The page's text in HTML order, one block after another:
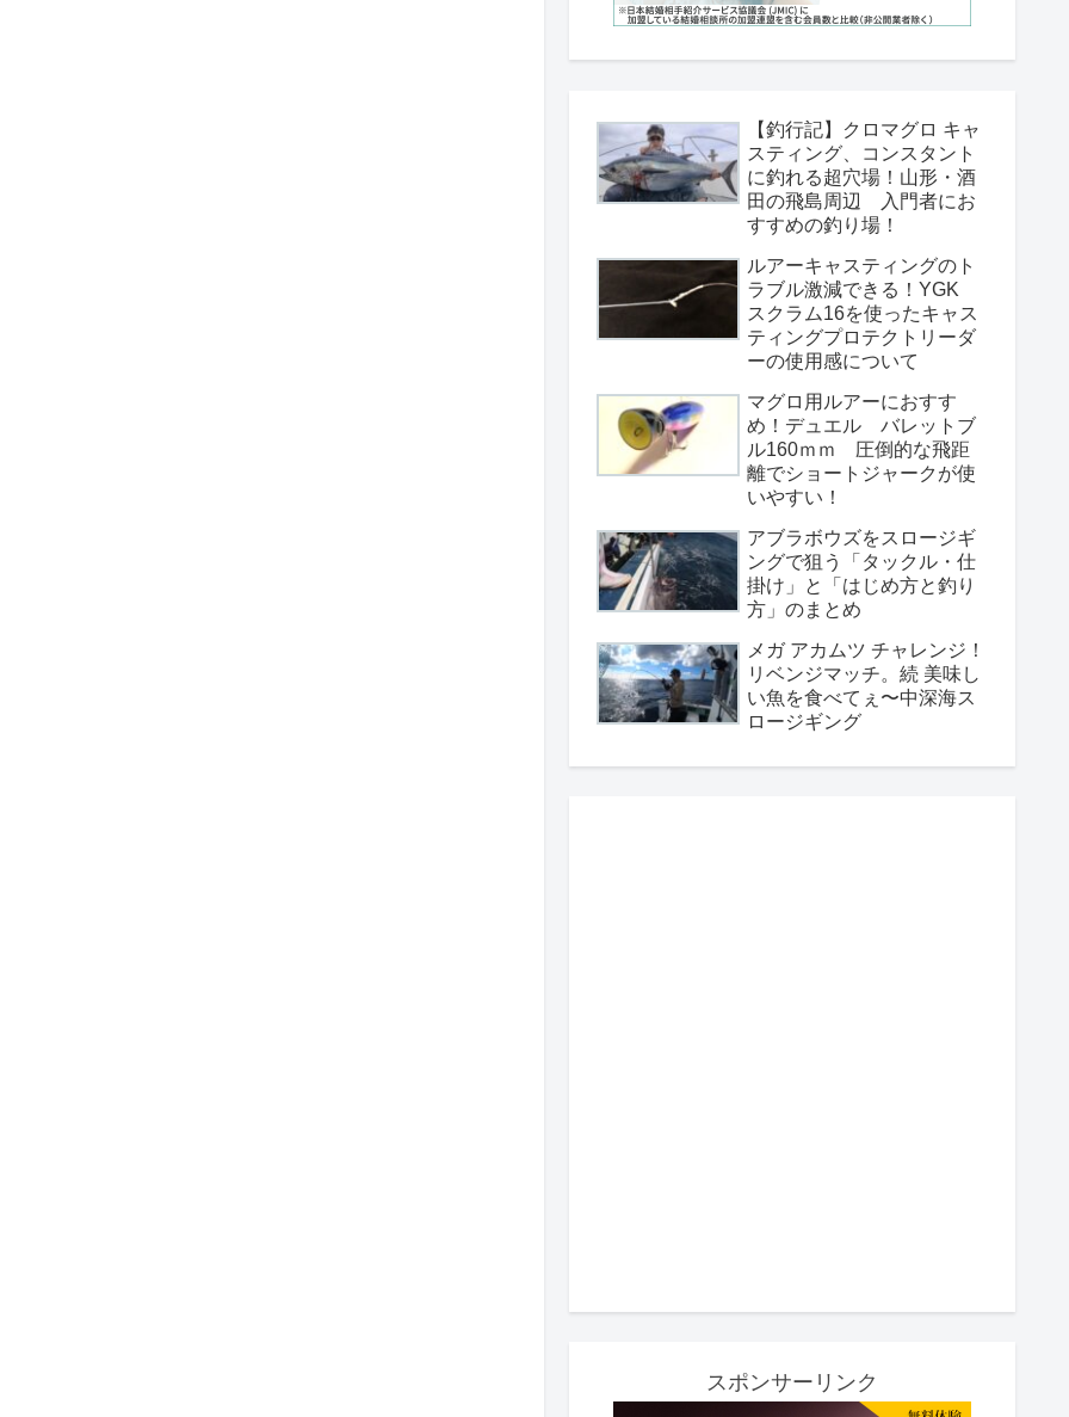
【釣行記】クロマグロ キャ
スティング、コンスタント
に釣れる超穴場！山形・酒
田の飛島周辺 入門者にお
すすめの釣り場！
ルアーキャスティングのト
ラブル激減できる！YGK
スクラム16を使ったキャス
ティングプロテクトリーダ
ーの使用感について
マグロ用ルアーにおすす
め！デュエル バレットブ
ル160ｍｍ 圧倒的な飛距
離でショートジャークが使
いやすい！
アブラボウズをスロージギ
ングで狙う「タックル・仕
掛け」と「はじめ方と釣り
方」のまとめ
メガ アカムツ チャレンジ！
リベンジマッチ。続 美味し
い魚を食べてぇ〜中深海ス
ロージギング
スポンサーリンク